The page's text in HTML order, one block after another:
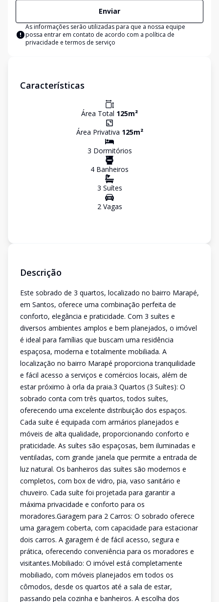
Enviar
As informações serão utilizadas para que a nossa equipe
possa entrar em contato de acordo com a política de
privacidade e termos de serviço
Características
Área Total 125m²
Área Privativa 125m²
3 Dormitórios
4 Banheiros
3 Suítes
2Vagas
Descrição
Este sobrado de 3 quartos, localizado no bairro Marapé,
em Santos, oferece uma combinação perfeita de
conforto, elegância e praticidade. Com 3 suítes e
diversos ambientes amplos e bem planejados, o imóvel
é ideal para famílias que buscam uma residência
espaçosa, moderna e totalmente mobiliada. A
localização no bairro Marapé proporciona tranquilidade
e fácil acesso a serviços e comércios locais, além de
estar próximo à orla da praia.3 Quartos (3 Suítes): O
sobrado conta com três quartos, todos suítes,
oferecendo uma excelente distribuição dos espaços.
Cada suíte é equipada com armários planejados e
móveis de alta qualidade, proporcionando conforto e
praticidade. As suítes são espaçosas, bem iluminadas e
ventiladas, com grande janela que permite a entrada de
luz natural. Os banheiros das suítes são modernos e
completos, com box de vidro, pia, vaso sanitário e
chuveiro. Cada suíte foi projetada para garantir a
máxima privacidade e conforto para os
moradores.Garagem para 2 Carros: O sobrado oferece
uma garagem coberta, com capacidade para estacionar
dois carros. A garagem é de fácil acesso, segura e
prática, oferecendo conveniência para os moradores e
visitantes.Mobiliado: O imóvel está completamente
mobiliado, com móveis planejados em todos os
cômodos, desde os quartos até a sala de estar,
passando pela cozinha e banheiros. A escolha dos